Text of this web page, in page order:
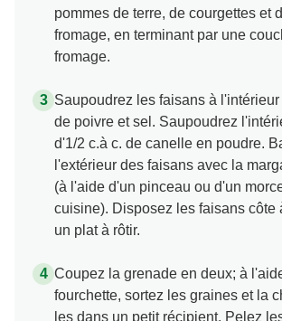
pommes de terre, de courgettes et
fromage, en terminant par une
fromage.
Saupoudrez les faisans à
de poivre et sel. Saupoudrez
d'1/2 c.à c. de canelle en poudre.
l'extérieur des faisans avec la
(à l'aide d'un pinceau ou d'un
cuisine). Disposez les faisans côte
un plat à rôtir.
Coupez la grenade en deux; à
fourchette, sortez les graines et la
les dans un petit récipient. Pelez